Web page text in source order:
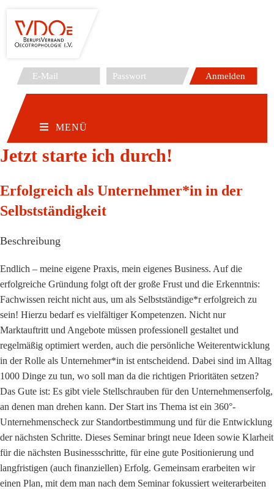
Inhalt
springen
MENÜ
Jetzt starte ich durch!
Erfolgreich als Unternehmer*in in der
Selbstständigkeit
Beschreibung
Endlich – meine eigene Praxis, mein eigenes Business. Auf die
erfolgreiche Gründung folgt oft der große Frust und die Erkenntnis:
Fachwissen reicht nicht aus, um als Selbstständige*r erfolgreich zu
sein! Hierzu bedarf es vielfältiger Kompetenzen. Nicht nur
Marktauftritt und Angebote müssen professionell gestaltet und
regelmäßig optimiert werden, auch die persönliche Weiterentwicklung
in der Rolle als Unternehmer*in ist entscheidend. Dabei sind im Alltag
1000 Dinge zu tun, wo soll man da die richtigen Prioritäten setzen?
Das Gute ist: Es gibt viele Stellschrauben für den Unternehmenserfolg,
an denen man drehen kann. Der Start ins Thema ist ein 360°-
Unternehmenscheck zur Standortbestimmung und für die Entwicklung
der nächsten Schritte. Dieses Seminar bringt neue Ideen sowie Klarheit
für die nächsten Businessschritte, für eine gute Positionierung und
langfristigen (auch finanziellen) Erfolg. Gemeinsam erarbeiten wir
einen Plan, mit dem man nach dem Seminar fokussiert weiterarbeiten